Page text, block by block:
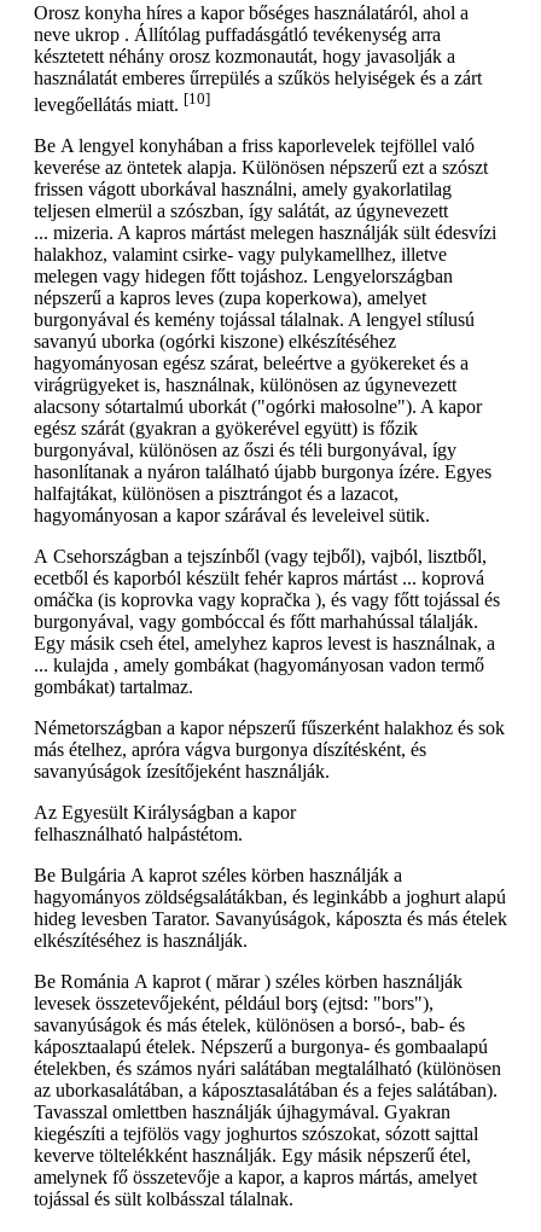
Orosz konyha híres a kapor bőséges használatáról, ahol a
neve ukrop . Állítólag puffadásgátló tevékenység arra
késztetett néhány orosz kozmonautát, hogy javasolják a
használatát emberes űrrepülés a szűkös helyiségek és a zárt
levegőellátás miatt. [10]
Be A lengyel konyhában a friss kaporlevelek tejföllel való
keverése az öntetek alapja. Különösen népszerű ezt a szószt
frissen vágott uborkával használni, amely gyakorlatilag
teljesen elmerül a szószban, így salátát, az úgynevezett
... mizeria. A kapros mártást melegen használják sült édesvízi
halakhoz, valamint csirke- vagy pulykamellhez, illetve
melegen vagy hidegen főtt tojáshoz. Lengyelországban
népszerű a kapros leves (zupa koperkowa), amelyet
burgonyával és kemény tojással tálalnak. A lengyel stílusú
savanyú uborka (ogórki kiszone) elkészítéséhez
hagyományosan egész szárat, beleértve a gyökereket és a
virágrügyeket is, használnak, különösen az úgynevezett
alacsony sótartalmú uborkát ("ogórki małosolne"). A kapor
egész szárát (gyakran a gyökerével együtt) is főzik
burgonyával, különösen az őszi és téli burgonyával, így
hasonlítanak a nyáron található újabb burgonya ízére. Egyes
halfajtákat, különösen a pisztrángot és a lazacot,
hagyományosan a kapor szárával és leveleivel sütik.
A Csehországban a tejszínből (vagy tejből), vajból, lisztből,
ecetből és kaporból készült fehér kapros mártást ... koprová
omáčka (is koprovka vagy kopračka ), és vagy főtt tojással és
burgonyával, vagy gombóccal és főtt marhahússal tálalják.
Egy másik cseh étel, amelyhez kapros levest is használnak, a
... kulajda , amely gombákat (hagyományosan vadon termő
gombákat) tartalmaz.
Németországban a kapor népszerű fűszerként halakhoz és sok
más ételhez, apróra vágva burgonya díszítésként, és
savanyúságok ízesítőjeként használják.
Az Egyesült Királyságban a kapor
felhasználható halpástétom.
Be Bulgária A kaprot széles körben használják a
hagyományos zöldségsalátákban, és leginkább a joghurt alapú
hideg levesben Tarator. Savanyúságok, káposzta és más ételek
elkészítéséhez is használják.
Be Románia A kaprot ( mărar ) széles körben használják
levesek összetevőjeként, például borş (ejtsd: "bors"),
savanyúságok és más ételek, különösen a borsó-, bab- és
káposztaalapú ételek. Népszerű a burgonya- és gombaalapú
ételekben, és számos nyári salátában megtalálható (különösen
az uborkasalátában, a káposztasalátában és a fejes salátában).
Tavasszal omlettben használják újhagymával. Gyakran
kiegészíti a tejfölös vagy joghurtos szószokat, sózott sajttal
keverve töltelékként használják. Egy másik népszerű étel,
amelynek fő összetevője a kapor, a kapros mártás, amelyet
tojással és sült kolbásszal tálalnak.